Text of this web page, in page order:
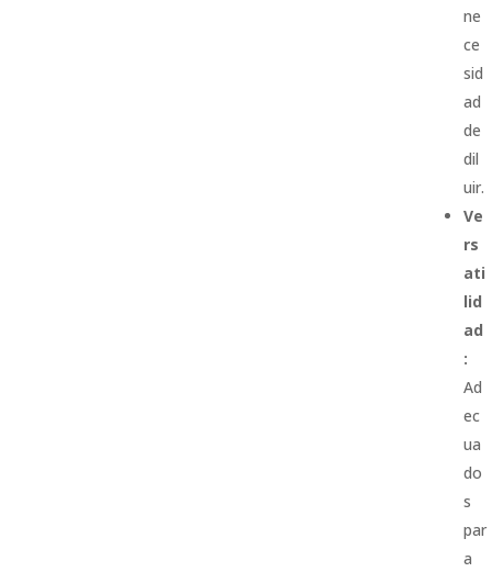
ne
ce
sid
ad
de
dil
uir.
Ve
rs
ati
lid
ad
:
Ad
ec
ua
do
s
par
a